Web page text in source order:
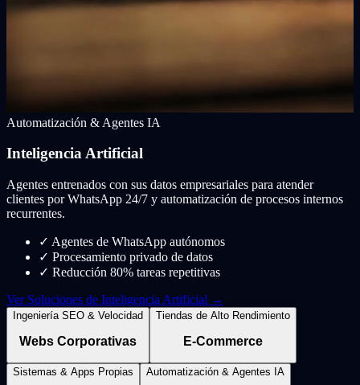
Automatización & Agentes IA
Inteligencia Artificial
Agentes entrenados con sus datos empresariales para atender
clientes por WhatsApp 24/7 y automatización de procesos internos
recurrentes.
✓ Agentes de WhatsApp autónomos
✓ Procesamiento privado de datos
✓ Reducción 80% tareas repetitivas
Ver Soluciones de Inteligencia Artificial →
Ingeniería SEO & Velocidad
Webs Corporativas
Tiendas de Alto Rendimiento
E-Commerce
Sistemas & Apps Propias Automatización & Agentes IA